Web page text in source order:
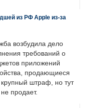
из РФ Apple из-за
возбудила дело
требований о
приложений
продающиеся
штраф, но тут
продает.